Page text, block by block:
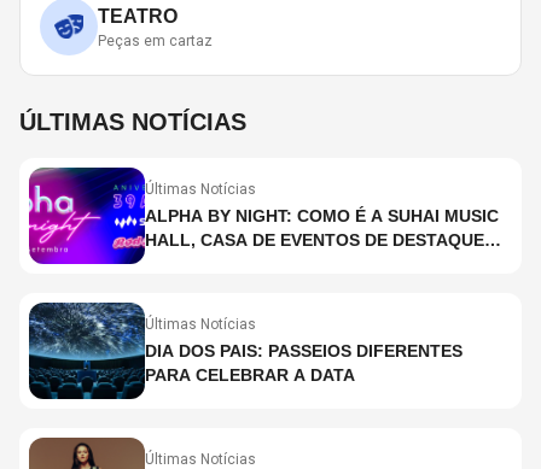
TEATRO
Peças em cartaz
ÚLTIMAS NOTÍCIAS
Últimas Notícias
ALPHA BY NIGHT: COMO É A SUHAI MUSIC
HALL, CASA DE EVENTOS DE DESTAQUE
Últimas Notícias
DIA DOS PAIS: PASSEIOS DIFERENTES
PARA CELEBRAR A DATA
Últimas Notícias